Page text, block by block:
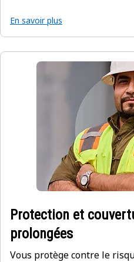
En savoir plus
Protection et
prolongées
Vous protège contre le